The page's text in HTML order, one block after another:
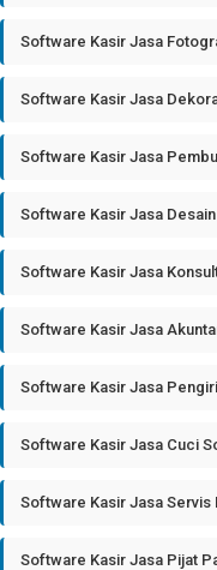
Software Kasir Jasa
Software Kasir Jasa
Software Kasir Jasa
Software Kasir Jasa
Software Kasir Jasa
Software Kasir Jasa
Software Kasir Jasa
Software Kasir Jasa Cuci
Software Kasir Jasa Servis
Software Kasir Jasa Pijat